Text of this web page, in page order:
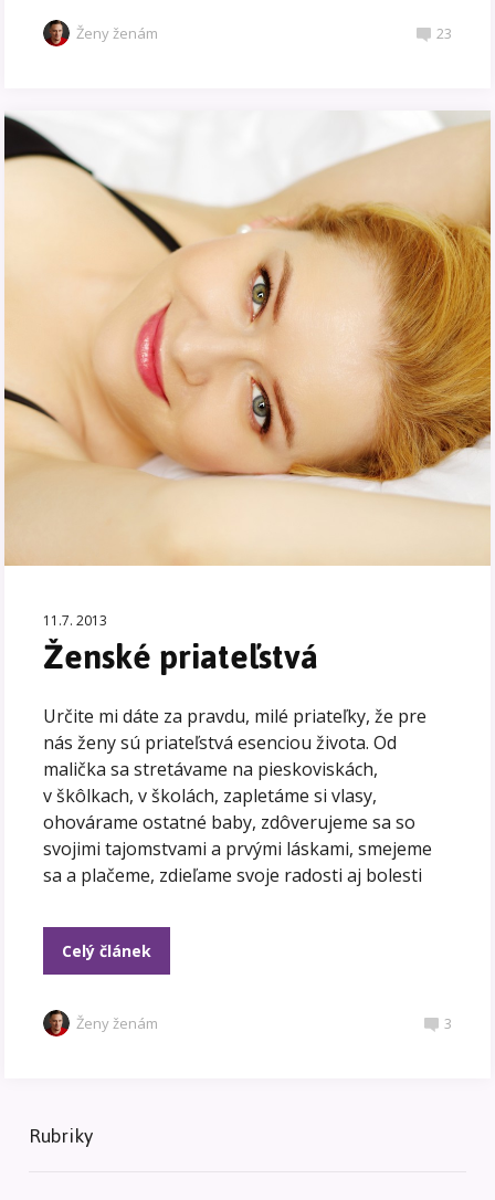
Ženy ženám 23
11.7. 2013
Ženské priateľstvá
Určite mi dáte za pravdu, milé priateľky, že pre
nás ženy sú priateľstvá esenciou života. Od
malička sa stretávame na pieskoviskách,
v škôlkach, v školách, zapletáme si vlasy,
ohovárame ostatné baby, zdôverujeme sa so
svojimi tajomstvami a prvými láskami, smejeme
sa a plačeme, zdieľame svoje radosti aj bolesti
Celý článek
Ženy ženám 3
Rubriky